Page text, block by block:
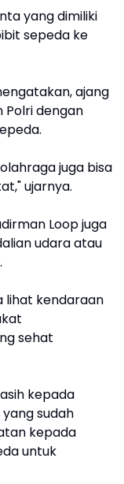
yang dimiliki
sepeda ke
ajang
Polri dengan
juga bisa
ujarnya.
Loop juga
udara atau
lihat kendaraan
sehat
kepada
sudah
kepada
untuk